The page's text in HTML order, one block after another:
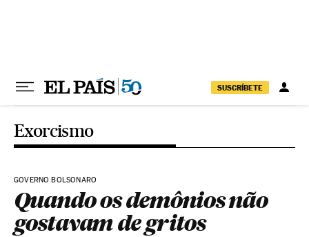
SUSCRÍBETE
Exorcismo
GOVERNO BOLSONARO
Quando os demônios não
gostavam de gritos